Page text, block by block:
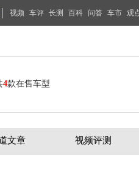
视频 车评 长测 百科 问答 车市 观
4款在售车型
文章 视频评测